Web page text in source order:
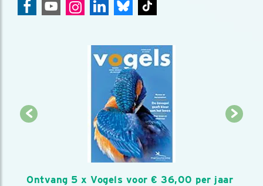
Ontvang 5 x Vogels voor € 36,00 per jaar